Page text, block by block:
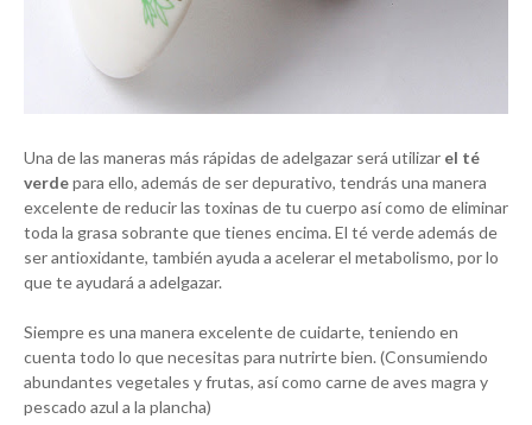
Una de las maneras más rápidas de adelgazar será utilizar el té
verdepara ello, además de ser depurativo, tendrás una manera
excelente de reducir las toxinas de tu cuerpo así como de eliminar
toda la grasa sobrante que tienes encima. El té verde además de
ser antioxidante, también ayuda a acelerar el metabolismo, por lo
que te ayudará a adelgazar.
Siempre es una manera excelente de cuidarte, teniendo en
cuenta todo lo que necesitas para nutrirte bien. (Consumiendo
abundantes vegetales y frutas, así como carne de aves magra y
pescado azul a la plancha)